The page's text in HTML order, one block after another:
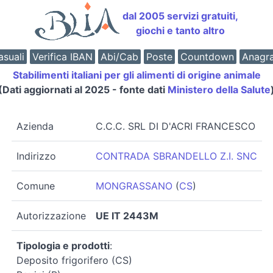
dal 2005 servizi gratuiti,
giochi e tanto altro
Verifica IBAN Abi/Cab Poste Countdown
Stabilimenti italiani per gli alimenti di origine animale
aggiornati al 2025 - fonte dati Ministero della Salute)
Azienda C.C.C. SRL DI D'ACRI FRANCESCO
Indirizzo CONTRADA SBRANDELLO Z.I. SNC
Comune MONGRASSANO(CS)
Autorizzazione UE IT 2443M
Tipologia e prodotti:
Deposito frigorifero (CS)